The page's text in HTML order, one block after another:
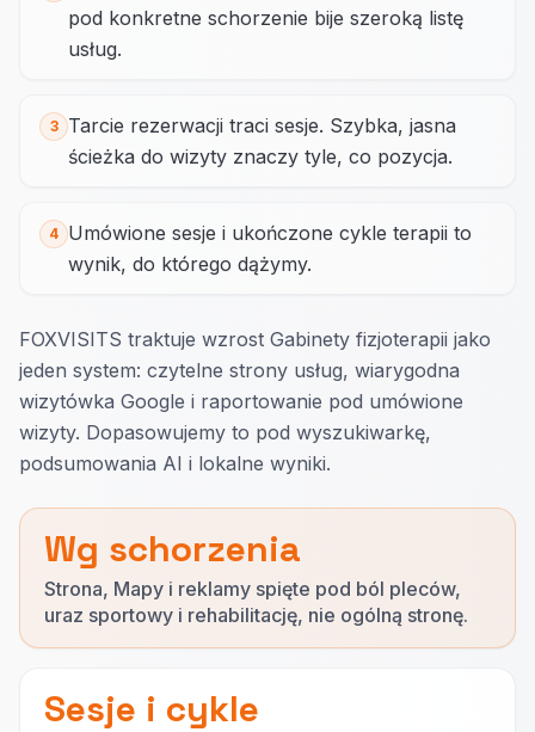
pod konkretne schorzenie bije szeroką listę
usług.
3
Tarcie rezerwacji traci sesje. Szybka, jasna
ścieżka do wizyty znaczy tyle, co pozycja.
4 Umówione sesje i ukończone cykle terapii to
wynik, do którego dążymy.
FOXVISITS traktuje wzrost Gabinety fizjoterapii jako
jeden system: czytelne strony usług, wiarygodna
wizytówka Google i raportowanie pod umówione
wizyty. Dopasowujemy to pod wyszukiwarkę,
podsumowania AI i lokalne wyniki.
Wg schorzenia
Strona, Mapy i reklamy spięte pod ból pleców,
uraz sportowy i rehabilitację, nie ogólną stronę.
Sesje i cykle